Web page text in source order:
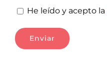
He leído y acepto la